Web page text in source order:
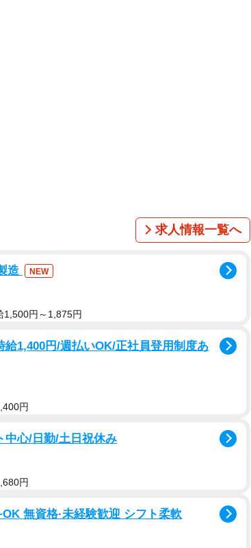
プから集められた精鋭でつくる「全日本アマチュ
の1人だった音楽家の浦田博信さんが、当時参加
た大阪万博でのコンサートで、全日本アマチュ
同年、その模様がレコード化された。ジローズの
った。
には、京都や神戸、名古屋など、各地で活動する
その中には、後に「てんとう虫のサンバ」をヒッ
ふみさんのバンド「ジャッケルズ」などもいたと
求人情報一覧へ
造 NEW
1,500円～1,875円
1,400円/週払いOK/正社員登用制度あ
円
中心/日勤/土日祝休み
円
無資格·未経験歓迎 シフト柔軟